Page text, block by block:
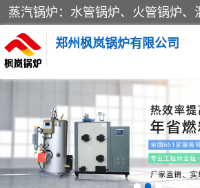
郑州枫岚锅炉有限公司